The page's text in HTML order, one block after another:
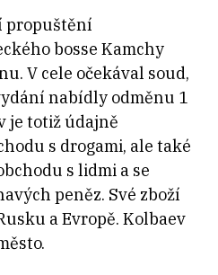
propuštění
bosse Kamchy
V cele očekával soud,
nabídly odměnu 1
je totiž údajně
s drogami, ale také
s lidmi a se
peněz. Své zboží
a Evropě. Kolbaev